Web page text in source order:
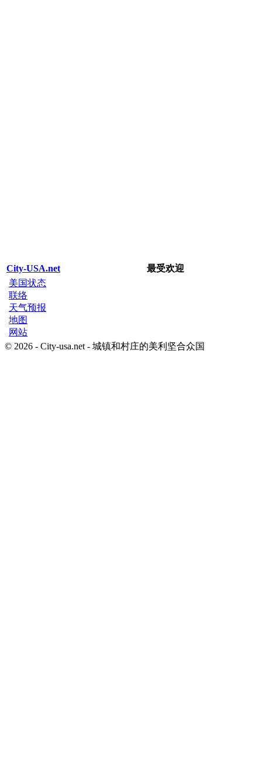
City-USA.net
最受欢迎
美国状态
联络
天气预报
地图
网站
© 2026 - City-usa.net - 城镇和村庄的美利坚合众国